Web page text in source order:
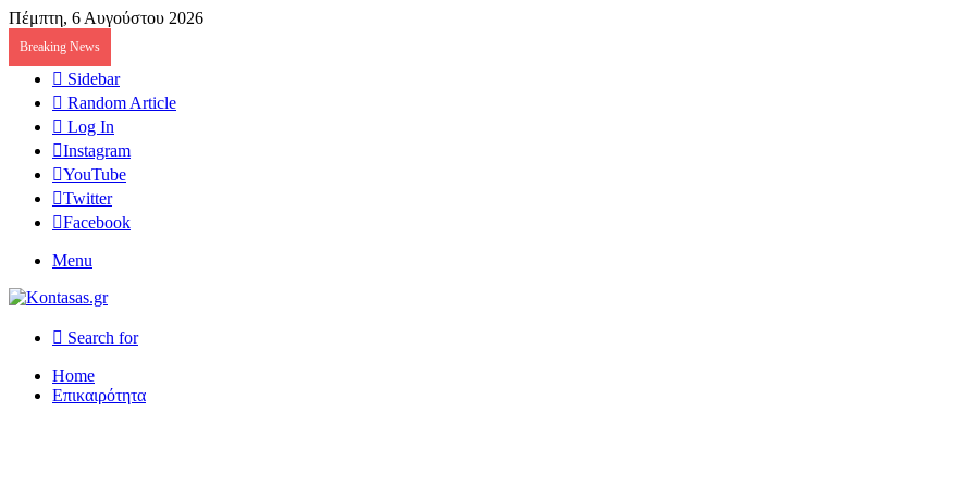
Πέμπτη, 6 Αυγούστου 2026
Breaking News
Sidebar
Random Article
Log In
Instagram
YouTube
Twitter
Facebook
Menu
Search for
Home
Επικαιρότητα